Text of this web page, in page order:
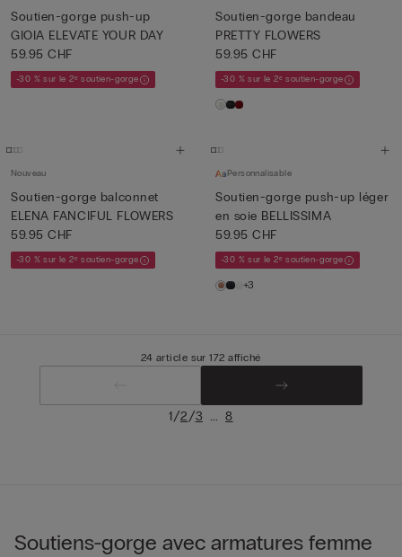
Soutien-gorge push-up
GIOIA ELEVATE YOUR DAY
59.95 CHF
-30 % sur le 2ᵉ soutien-gorge
Soutien-gorge bandeau
PRETTY FLOWERS
59.95 CHF
-30 % sur le 2ᵉ soutien-gorge
Nouveau
Soutien-gorge balconnet
ELENA FANCIFUL FLOWERS
59.95 CHF
-30 % sur le 2ᵉ soutien-gorge
Personnalisable
Soutien-gorge push-up léger
en soie BELLISSIMA
59.95 CHF
-30 % sur le 2ᵉ soutien-gorge
+3
24 article sur 172 affiché
1/2/3 ... 8
Soutiens-gorge avec armatures femme